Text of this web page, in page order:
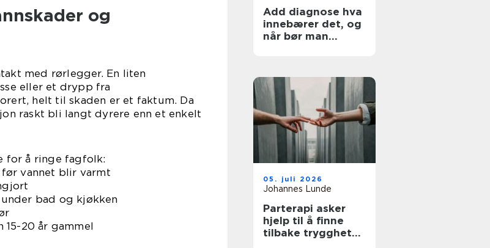
og
med rørlegger. En liten
eller et drypp fra
helt til skaden er et faktum. Da
raskt bli langt dyrere enn et enkelt
for å ringe fagfolk:
vannet blir varmt
bad og kjøkken
15-20 år gammel
Add diagnose hva
innebærer det, og
når bør man
05. juli 2026
Johannes Lunde
Parterapi asker
hjelp til å finne
tilbake trygghet